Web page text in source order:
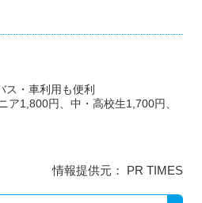
ス・車利用も便利
1,800円、中・高校生1,700円、
情報提供元： PR TIMES